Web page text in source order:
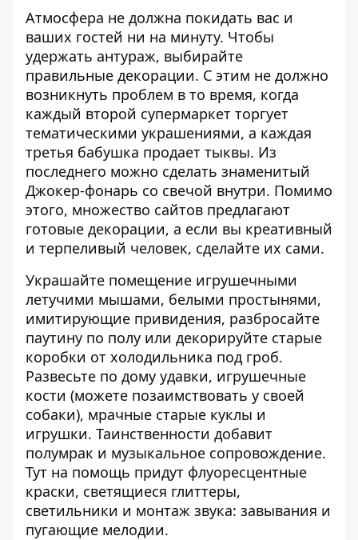
Атмосфера не должна покидать вас и
ваших гостей ни на минуту. Чтобы
удержать антураж, выбирайте
правильные декорации. С этим не должно
возникнуть проблем в то время, когда
каждый второй супермаркет торгует
тематическими украшениями, а каждая
третья бабушка продает тыквы. Из
последнего можно сделать знаменитый
Джокер-фонарь со свечой внутри. Помимо
этого, множество сайтов предлагают
готовые декорации, а если вы креативный
и терпеливый человек, сделайте их сами.
Украшайте помещение игрушечными
летучими мышами, белыми простынями,
имитирующие привидения, разбросайте
паутину по полу или декорируйте старые
коробки от холодильника под гроб.
Развесьте по дому удавки, игрушечные
кости (можете позаимствовать у своей
собаки), мрачные старые куклы и
игрушки. Таинственности добавит
полумрак и музыкальное сопровождение.
Тут на помощь придут флуоресцентные
краски, светящиеся глиттеры,
светильники и монтаж звука: завывания и
пугающие мелодии.